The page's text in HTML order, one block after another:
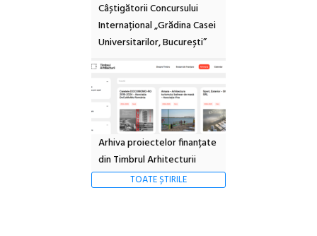
Câștigătorii Concursului
Internațional „Grădina Casei
Universitarilor, București”
Arhiva proiectelor finanțate
din Timbrul Arhitecturii
TOATE ȘTIRILE